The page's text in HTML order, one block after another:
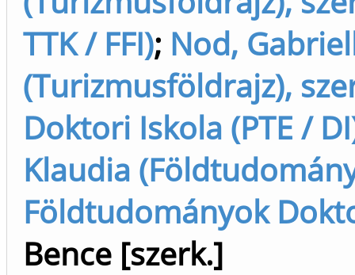
TTK / FFI); Nod,
(Turizmusföldrajz),
Doktori Iskola (PTE /
Klaudia
Földtudományok
Bence [szerk.]